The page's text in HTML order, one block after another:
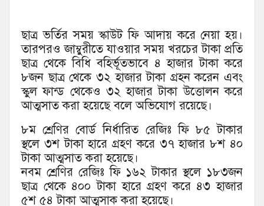
ছাত্র ভর্তির সময় স্কাউট ফি আদায় করে নেয়া হয়।
তারপরও জাম্বুরীতে যাওয়ার সময় খরচের টাকা প্রতি
ছাত্র থেকে বিধি বহির্ভূতভাবে ৪ হাজার টাকা করে
৮জন ছাত্র থেকে ৩২ হাজার টাকা গ্রহন করেন এবং
স্কুল ফান্ড থেকেও ৩২ হাজার টাকা উত্তোলন করে
আত্মসাত করা হয়েছে বলে অভিযোগ রয়েছে।
৮ম শ্রেণির বোর্ড নির্ধারিত রেজিঃ ফি ৮৫ টাকার
স্থলে ৩শ টাকা হারে গ্রহণ করে ৩৭ হাজার ৮শ ৪০
টাকা আত্মসাত করা হয়েছে।
নবম শ্রেণির রেজিঃ ফি ১৬২ টাকার স্থলে ১৮৩জন
ছাত্র থেকে ৪০০ টাকা হারে গ্রহণ করে ৪৩ হাজার
৫শ ৫৪ টাকা আত্মসাক করা হয়েছে।